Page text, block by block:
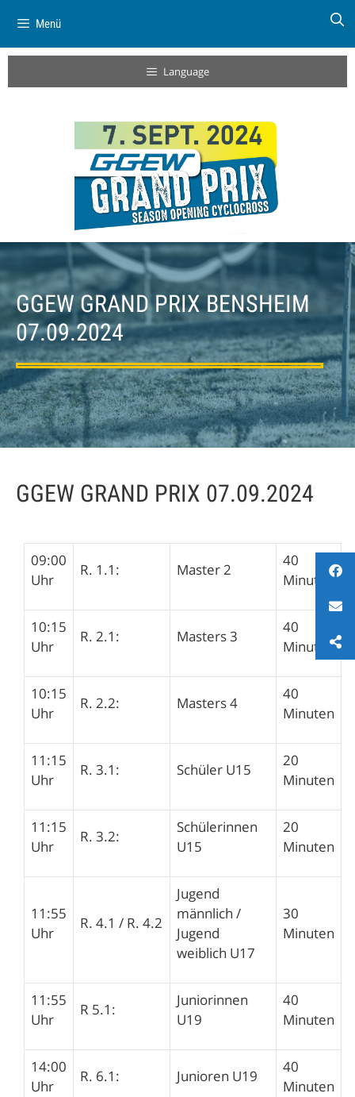
Menü
Language
GGEW GRAND PRIX BENSHEIM
07.09.2024
GGEW GRAND PRIX 07.09.2024
09:00
Uhr
R. 1.1: Master 2
40
Minuten
10:15
Uhr
R. 2.1: Masters 3
40
Minuten
10:15
Uhr
R. 2.2: Masters 4
40
Minuten
11:15
Uhr
R. 3.1: Schüler U15
20
Minuten
11:15
Uhr
R. 3.2:
Schülerinnen
U15
20
Minuten
11:55
Uhr
R. 4.1 / R. 4.2
Jugend
männlich /
Jugend
weiblich U17
30
Minuten
11:55
Uhr
R 5.1:
Juniorinnen
U19
40
Minuten
14:00
Uhr
R. 6.1: Junioren U19
40
Minuten